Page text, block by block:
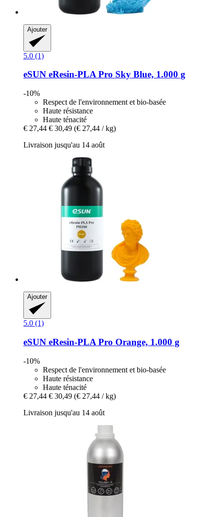
Ajouter
5.0 (1)
eSUN eResin-​PLA Pro Sky Blue, 1.000 g
-10%
Respect de l'environnement et bio-basée
Haute résistance
Haute ténacité
€ 27,44 € 30,49 (€ 27,44 / kg)
Livraison jusqu'au 14 août
Ajouter
5.0 (1)
eSUN eResin-​PLA Pro Orange, 1.000 g
-10%
Respect de l'environnement et bio-basée
Haute résistance
Haute ténacité
€ 27,44 € 30,49 (€ 27,44 / kg)
Livraison jusqu'au 14 août